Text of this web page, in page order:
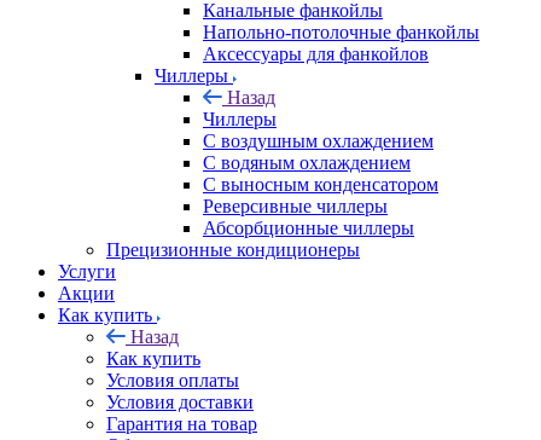
Канальные фанкойлы
Напольно-потолочные фанкойлы
Аксессуары для фанкойлов
Чиллеры
Назад
Чиллеры
С воздушным охлаждением
С водяным охлаждением
С выносным конденсатором
Реверсивные чиллеры
Абсорбционные чиллеры
Прецизионные кондиционеры
Услуги
Акции
Как купить
Назад
Как купить
Условия оплаты
Условия доставки
Гарантия на товар